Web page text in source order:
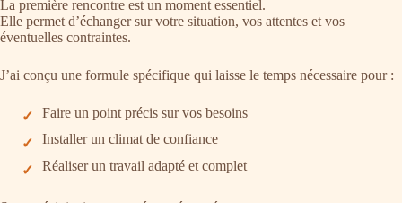
La première rencontre est un moment essentiel.
Elle permet d’échanger sur votre situation, vos attentes et vos
éventuelles contraintes.
J’ai conçu une formule spécifique qui laisse le temps nécessaire pour :
Faire un point précis sur vos besoins
Installer un climat de confiance
Réaliser un travail adapté et complet